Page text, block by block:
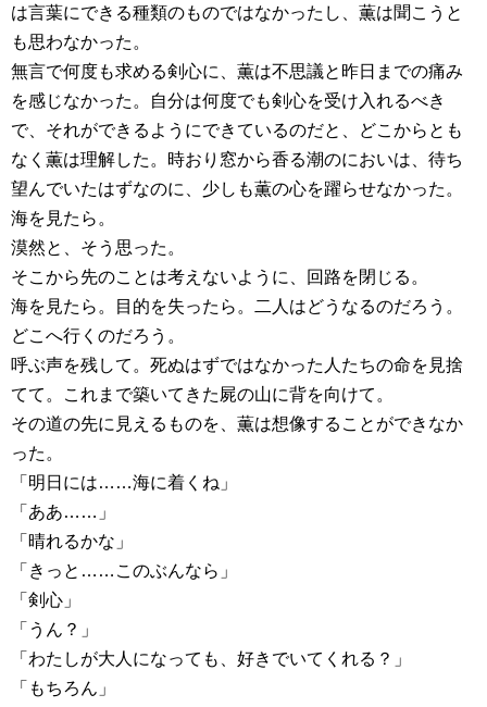
は言葉にできる種類のものではなかったし、薫は聞こうと
も思わなかった。
無言で何度も求める剣心に、薫は不思議と昨日までの痛み
を感じなかった。自分は何度でも剣心を受け入れるべき
で、それができるようにできているのだと、どこからとも
なく薫は理解した。時おり窓から香る潮のにおいは、待ち
望んでいたはずなのに、少しも薫の心を躍らせなかった。
海を見たら。
漠然と、そう思った。
そこから先のことは考えないように、回路を閉じる。
海を見たら。目的を失ったら。二人はどうなるのだろう。
どこへ行くのだろう。
呼ぶ声を残して。死ぬはずではなかった人たちの命を見捨
てて。これまで築いてきた屍の山に背を向けて。
その道の先に見えるものを、薫は想像することができなか
った。
「明日には……海に着くね」
「ああ……」
「晴れるかな」
「きっと……このぶんなら」
「剣心」
「うん？」
「わたしが大人になっても、好きでいてくれる？」
「もちろん」